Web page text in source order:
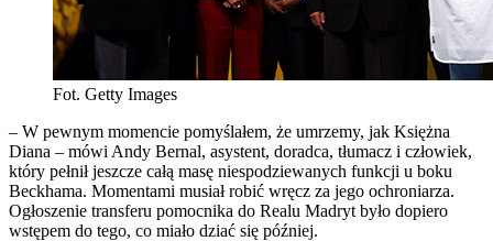
Fot. Getty Images
– W pewnym momencie pomyślałem, że umrzemy, jak Księżna
Diana – mówi Andy Bernal, asystent, doradca, tłumacz i człowiek,
który pełnił jeszcze całą masę niespodziewanych funkcji u boku
Beckhama. Momentami musiał robić wręcz za jego ochroniarza.
Ogłoszenie transferu pomocnika do Realu Madryt było dopiero
wstępem do tego, co miało dziać się później.